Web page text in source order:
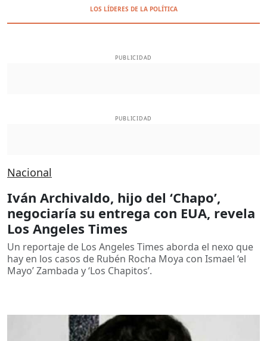
LOS LÍDERES DE LA POLÍTICA
PUBLICIDAD
PUBLICIDAD
Nacional
Iván Archivaldo, hijo del ‘Chapo’,
negociaría su entrega con EUA, revela
Los Angeles Times
Un reportaje de Los Angeles Times aborda el nexo que
hay en los casos de Rubén Rocha Moya con Ismael ‘el
Mayo’ Zambada y ‘Los Chapitos’.